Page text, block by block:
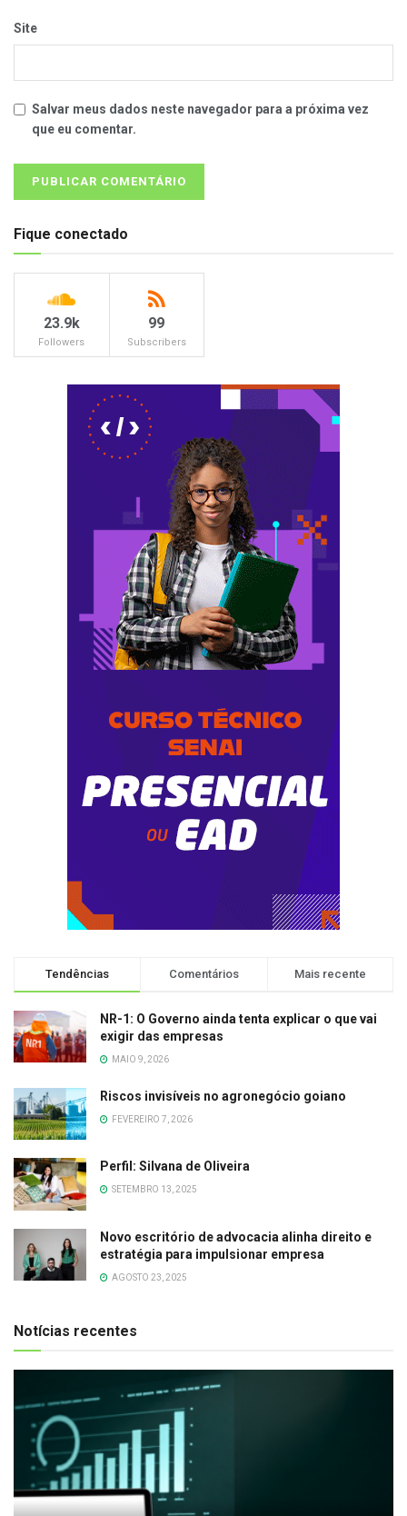
Site
Salvar meus dados neste navegador para a próxima vez
que eu comentar.
Fique conectado
23.9k
Followers
99
Subscribers
Tendências Comentários Mais recente
NR-1: O Governo ainda tenta explicar o que vai
exigir das empresas
MAIO 9, 2026
Riscos invisíveis no agronegócio goiano
FEVEREIRO 7, 2026
Perfil: Silvana de Oliveira
SETEMBRO 13, 2025
Novo escritório de advocacia alinha direito e
estratégia para impulsionar empresa
AGOSTO 23, 2025
Notícias recentes